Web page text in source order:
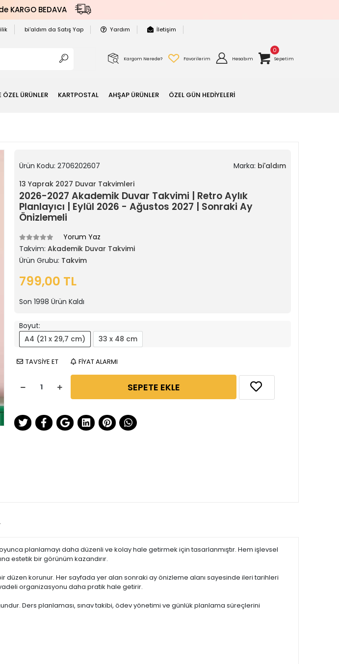
KARGO BEDAVA
bi'aldım da Satış Yap Yardım İletişim
Kargom Nerede? Favorilerim Hesabım
0
Sepetim
ÖZEL ÜRÜNLER KARTPOSTAL AHŞAP ÜRÜNLER ÖZEL GÜN HEDİYELERİ
Ürün Kodu: 2706202607 Marka: bi'aldım
13 Yaprak 2027 Duvar Takvimleri
2026-2027 Akademik Duvar Takvimi | Retro Aylık
Planlayıcı | Eylül 2026 - Ağustos 2027 | Sonraki Ay
Önizlemeli
Yorum Yaz
Takvim: Akademik Duvar Takvimi
Ürün Grubu: Takvim
799,00 TL
Son 1998 Ürün Kaldı
Boyut:
A4 (21 x 29,7 cm)
33 x 48 cm
TAVSİYE ET FİYAT ALARMI
SEPETE EKLE
planlamayı daha düzenli ve kolay hale getirmek için tasarlanmıştır. Hem işlevsel
estetik bir görünüm kazandırır.
düzen korunur. Her sayfada yer alan sonraki ay önizleme alanı sayesinde ileri tarihleri
organizasyonu daha pratik hale getirir.
Ders planlaması, sınav takibi, ödev yönetimi ve günlük planlama süreçlerini